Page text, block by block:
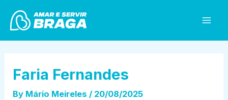
content
Faria Fernandes
By Mário Meireles/ 20/08/2025
navigation